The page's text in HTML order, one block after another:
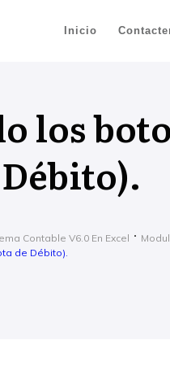
Inicio
los
Contable V6.0 En Excel
de Débito).